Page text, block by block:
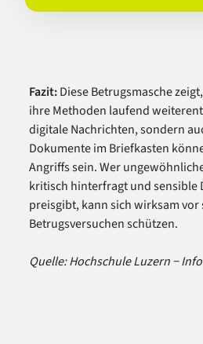
Fazit:Diese Betrugsmasche
ihre Methoden laufend
digitale Nachrichten, sondern
Dokumente im Briefkasten
Angriffs sein. Wer
kritisch hinterfragt und sensible
preisgibt, kann sich wirksam vor
Betrugsversuchen schützen.
Quelle: Hochschule Luzern −